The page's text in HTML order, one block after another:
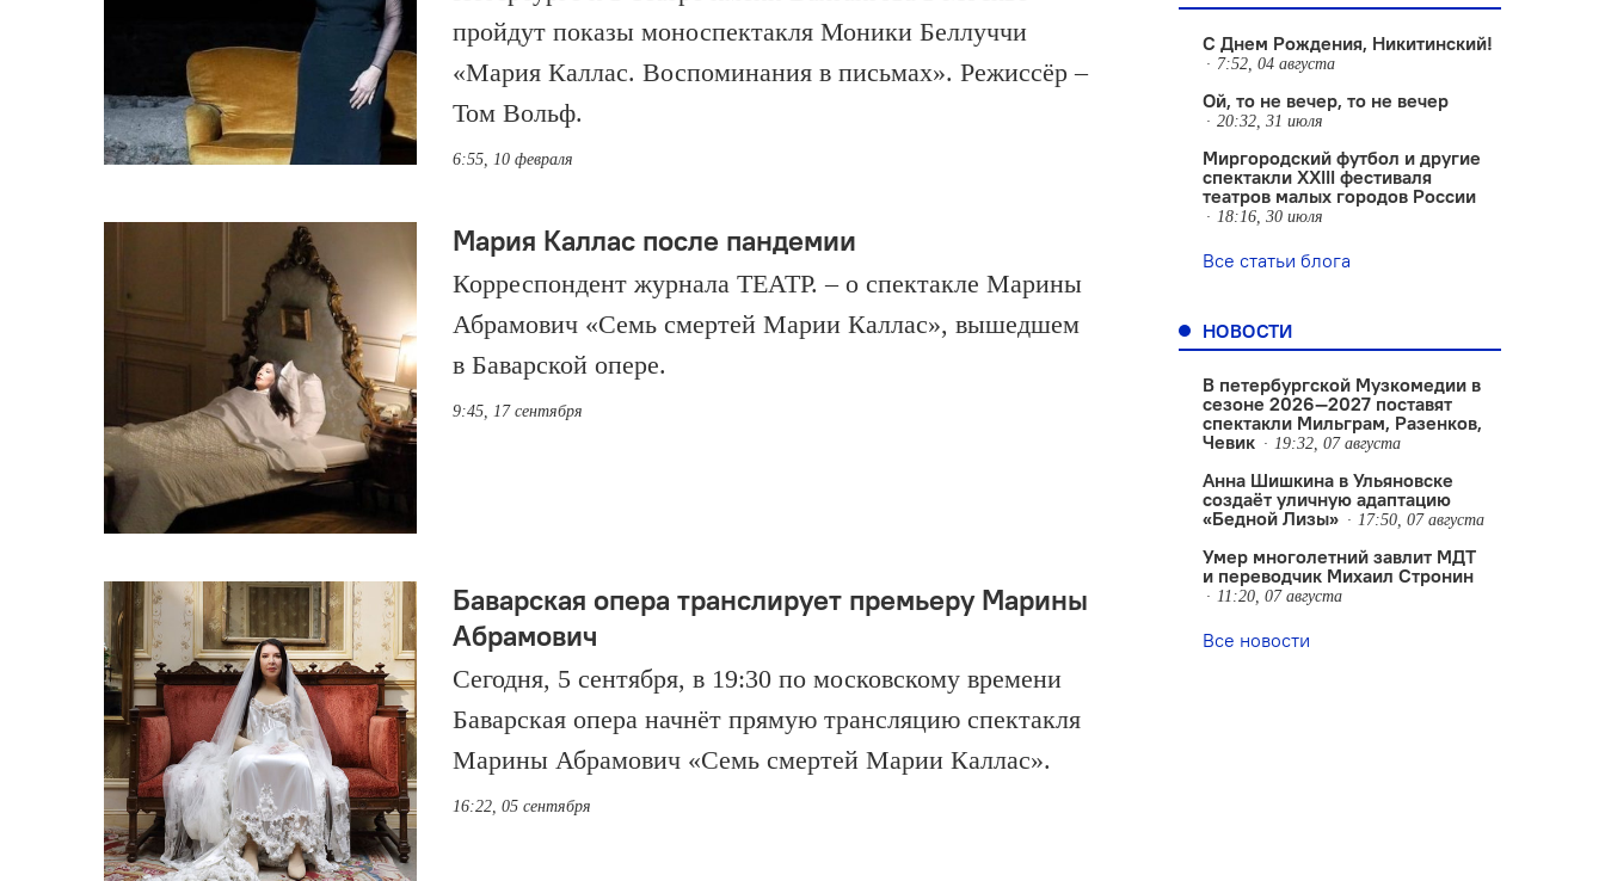
пройдут показы моноспектакля Моники Беллуччи
«Мария Каллас. Воспоминания в письмах». Режиссёр –
Том Вольф.
6:55, 10 февраля
Мария Каллас после пандемии
Корреспондент журнала ТЕАТР. – о спектакле Марины
Абрамович «Семь смертей Марии Каллас», вышедшем
в Баварской опере.
9:45, 17 сентября
Баварская опера транслирует премьеру Марины
Абрамович
Сегодня, 5 сентября, в 19:30 по московскому времени
Баварская опера начнёт прямую трансляцию спектакля
Марины Абрамович «Семь смертей Марии Каллас».
16:22, 05 сентября
С Днем Рождения, Никитинский!
7:52, 04 августа
Ой, то не вечер, то не вечер
20:32, 31 июля
Миргородский футбол и другие
спектакли XXIII фестиваля
театров малых городов России
18:16, 30 июля
Все статьи блога
НОВОСТИ
В петербургской Музкомедии в
сезоне 2026—2027 поставят
спектакли Мильграм, Разенков,
Чевик
19:32, 07 августа
Анна Шишкина в Ульяновске
создаëт уличную адаптацию
«Бедной Лизы»
17:50, 07 августа
Умер многолетний завлит МДТ
и переводчик Михаил Стронин
11:20, 07 августа
Все новости